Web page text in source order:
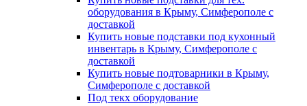
оборудования в Крыму, Симферополе с
доставкой
Купить новые подставки под кухонный
инвентарь в Крыму, Симферополе с
доставкой
Купить новые подтоварники в Крыму,
Симферополе с доставкой
Под текх оборудование